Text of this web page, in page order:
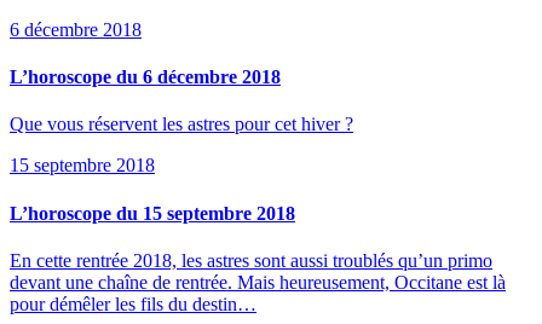
6 décembre 2018
L’horoscope du 6 décembre 2018
Que vous réservent les astres pour cet hiver ?
15 septembre 2018
L’horoscope du 15 septembre 2018
En cette rentrée 2018, les astres sont aussi troublés qu’un primo
devant une chaîne de rentrée. Mais heureusement, Occitane est là
pour démêler les fils du destin…